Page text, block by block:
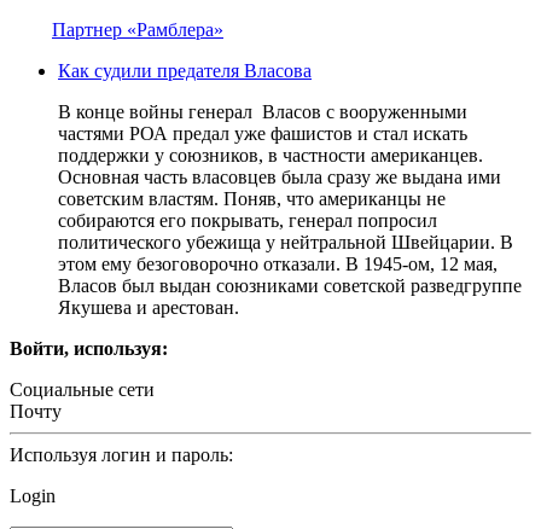
Партнер «Рамблера»
Как судили предателя Власова
В конце войны генерал Власов с вооруженными
частями РОА предал уже фашистов и стал искать
поддержки у союзников, в частности американцев.
Основная часть власовцев была сразу же выдана ими
советским властям. Поняв, что американцы не
собираются его покрывать, генерал попросил
политического убежища у нейтральной Швейцарии. В
этом ему безоговорочно отказали. В 1945-ом, 12 мая,
Власов был выдан союзниками советской разведгруппе
Якушева и арестован.
Войти, используя:
Социальные сети
Почту
Используя логин и пароль:
Login